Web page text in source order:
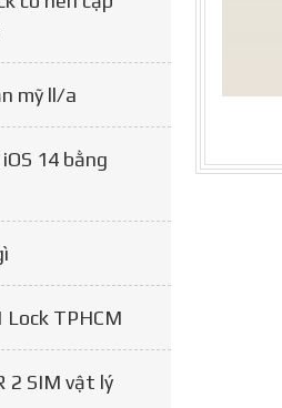
mỹ ll/a
14 bằng
Lock TPHCM
2 SIM vật lý